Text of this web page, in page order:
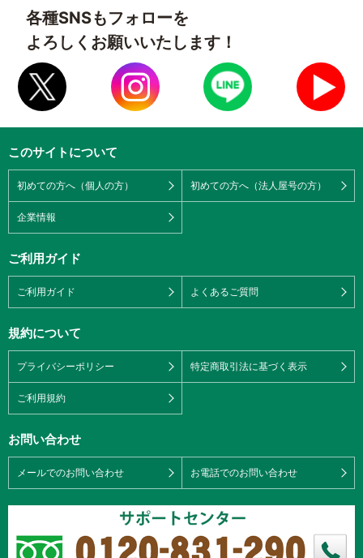
各種SNSもフォローを
よろしくお願いいたします！
このサイトについて
初めての方へ（個人の方） 初めての方へ（法人屋号の方）
企業情報
ご利用ガイド
ご利用ガイド よくあるご質問
規約について
プライバシーポリシー 特定商取引法に基づく表示
ご利用規約
お問い合わせ
メールでのお問い合わせ お電話でのお問い合わせ